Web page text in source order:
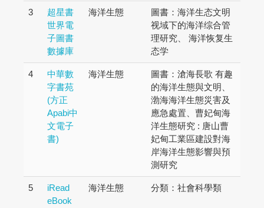
3
超星書
世界電
子圖書
數據庫
海洋生態
圖書：海洋生态文明
视域下的海洋综合管
理研究、 海洋恢复生
态学
4
中華數
字書苑
(方正
Apabi中
文電子
書)
海洋生態
圖書：滄海長歌 有趣
的海洋生態與文明、
渤海海洋生態災害及
應急處置、曹妃甸海
洋生態研究 : 唐山曹
妃甸工業區建設對海
岸海洋生態影響與預
測研究
5
iRead
eBook
海洋生態 分類：社會科學類